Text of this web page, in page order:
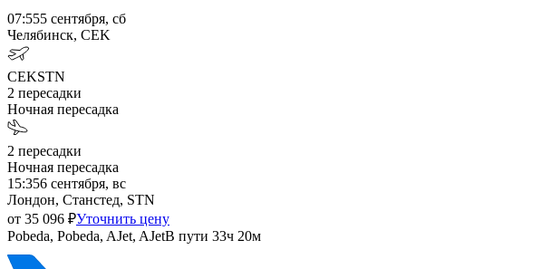
07:555 сентября, сб
Челябинск, CEK
CEKSTN
2 пересадки
Ночная пересадка
2 пересадки
Ночная пересадка
15:356 сентября, вс
Лондон, Станстед, STN
от 35 096 ₽Уточнить цену
Pobeda, Pobeda, AJet, AJetВ пути 33ч 20м